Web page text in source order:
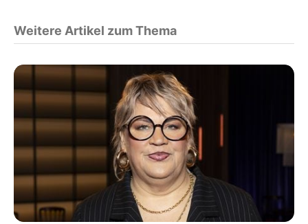
Weitere Artikel zum Thema